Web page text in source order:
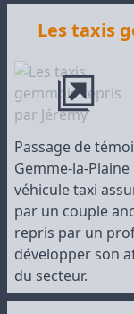
Les taxis
Passage de
Gemme-la-
véhicule taxi
par un couple
repris par un
développer son
du secteur.